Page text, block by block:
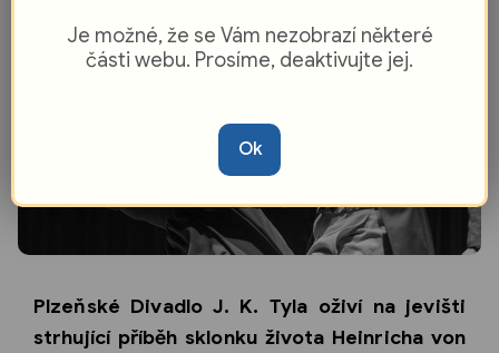
Plzeňské Divadlo J. K. Tyla oživí na jevišti
strhující příběh sklonku života Heinricha von
Je možné, že se Vám nezobrazí některé
části webu. Prosíme, deaktivujte jej.
Ok